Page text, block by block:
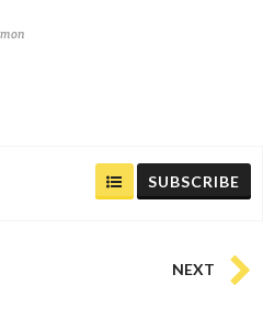
SUBSCRIBE
NEXT